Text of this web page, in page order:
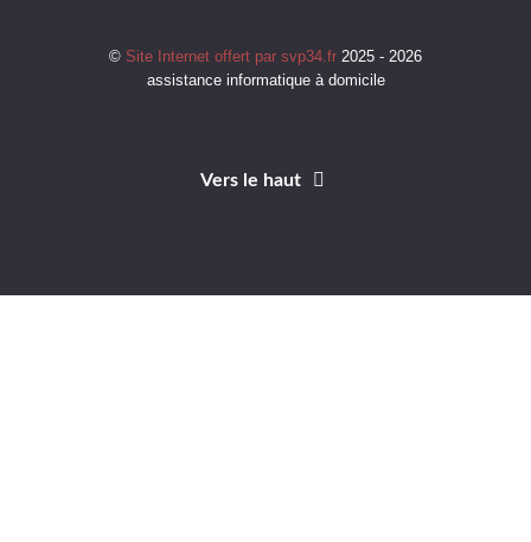
© Site Internet offert par svp34.fr 2025 - 2026
assistance informatique à domicile
Vers le haut